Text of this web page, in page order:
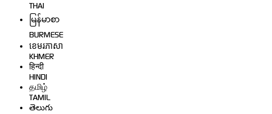
THAI
မြန်မာစာ
BURMESE
ខេមរភាសា
KHMER
हिन्दी
HINDI
தமிழ்
TAMIL
తెలుగు